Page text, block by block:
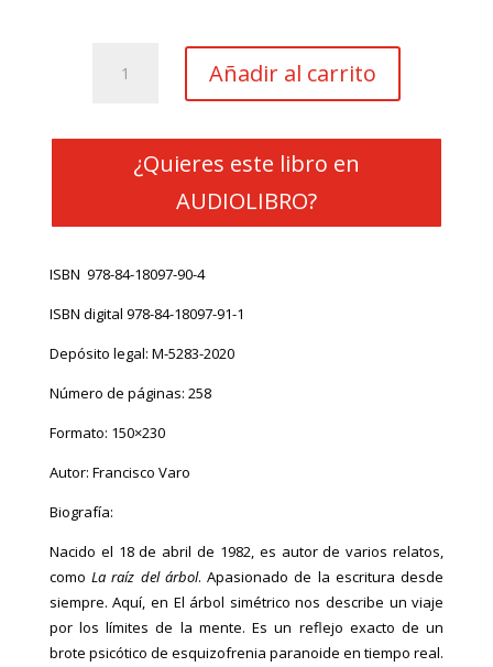
árbol
Añadir al carrito
¿Quieres este libro en
AUDIOLIBRO?
ISBN 978-84-18097-90-4
ISBN digital 978-84-18097-91-1
Depósito legal: M-5283-2020
Número de páginas: 258
Formato: 150×230
Autor: Francisco Varo
Biografía:
Nacido el 18 de abril de 1982, es autor de varios relatos,
comoLa raíz del árbol. Apasionado de la escritura desde
siempre. Aquí, en El árbol simétrico nos describe un viaje
por los límites de la mente. Es un reflejo exacto de un
brote psicótico de esquizofrenia paranoide en tiempo real.